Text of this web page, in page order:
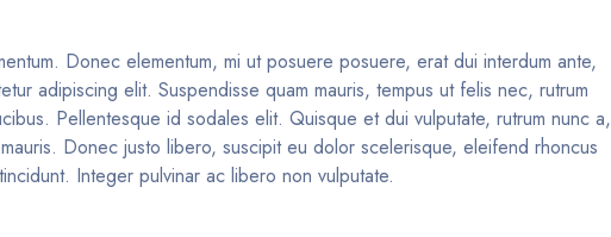
Donec elementum, mi ut posuere posuere, erat dui interdum ante,
adipiscing elit. Suspendisse quam mauris, tempus ut felis nec, rutrum
Pellentesque id sodales elit. Quisque et dui vulputate, rutrum nunc a,
Donec justo libero, suscipit eu dolor scelerisque, eleifend rhoncus
Integer pulvinar ac libero non vulputate.